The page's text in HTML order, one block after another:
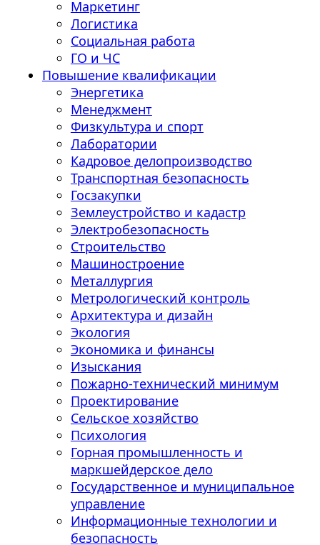
Маркетинг
Логистика
Социальная работа
ГО и ЧС
Повышение квалификации
Энергетика
Менеджмент
Физкультура и спорт
Лаборатории
Кадровое делопроизводство
Транспортная безопасность
Госзакупки
Землеустройство и кадастр
Электробезопасность
Строительство
Машиностроение
Металлургия
Метрологический контроль
Архитектура и дизайн
Экология
Экономика и финансы
Изыскания
Пожарно-технический минимум
Проектирование
Сельское хозяйство
Психология
Горная промышленность и
маркшейдерское дело
Государственное и муниципальное
управление
Информационные технологии и
безопасность